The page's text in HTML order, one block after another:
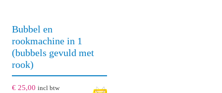
Bubbel en
rookmachine in 1
(bubbels gevuld met
rook)
€ 25,00 incl btw